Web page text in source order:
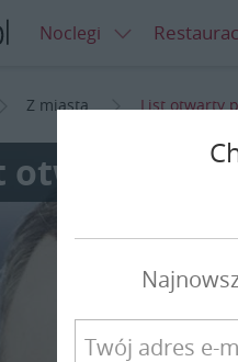
Noclegi
Z miasta List otwarty
otwarty